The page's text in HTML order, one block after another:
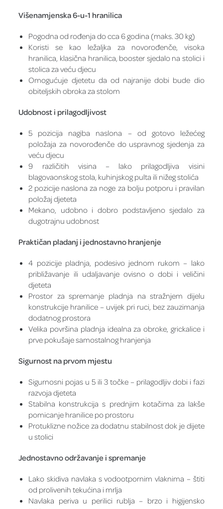
Višenamjenska 6-u-1 hranilica
Pogodna od rođenja do cca 6 godina (maks. 30 kg)
Koristi se kao ležaljka za novorođenče, visoka
hranilica, klasična hranilica, booster sjedalo na stolici i
stolica za veću djecu
Omogućuje djetetu da od najranije dobi bude dio
obiteljskih obroka za stolom
Udobnost i prilagodljivost
5 pozicija nagiba naslona – od gotovo ležećeg
položaja za novorođenče do uspravnog sjedenja za
veću djecu
9 različitih visina – lako prilagodljiva visini
blagovaonskog stola, kuhinjskog pulta ili nižeg stolića
2 pozicije naslona za noge za bolju potporu i pravilan
položaj djeteta
Mekano, udobno i dobro podstavljeno sjedalo za
dugotrajnu udobnost
Praktičan pladanj i jednostavno hranjenje
4 pozicije pladnja, podesivo jednom rukom – lako
približavanje ili udaljavanje ovisno o dobi i veličini
djeteta
Prostor za spremanje pladnja na stražnjem dijelu
konstrukcije hranilice – uvijek pri ruci, bez zauzimanja
dodatnog prostora
Velika površina pladnja idealna za obroke, grickalice i
prve pokušaje samostalnog hranjenja
Sigurnost na prvom mjestu
Sigurnosni pojas u 5 ili 3 točke – prilagodljiv dobi i fazi
razvoja djeteta
Stabilna konstrukcija s prednjim kotačima za lakše
pomicanje hranilice po prostoru
Protuklizne nožice za dodatnu stabilnost dok je dijete
u stolici
Jednostavno održavanje i spremanje
Lako skidiva navlaka s vodootpornim vlaknima – štiti
od prolivenih tekućina i mrlja
Navlaka periva u perilici rublja – brzo i higijensko